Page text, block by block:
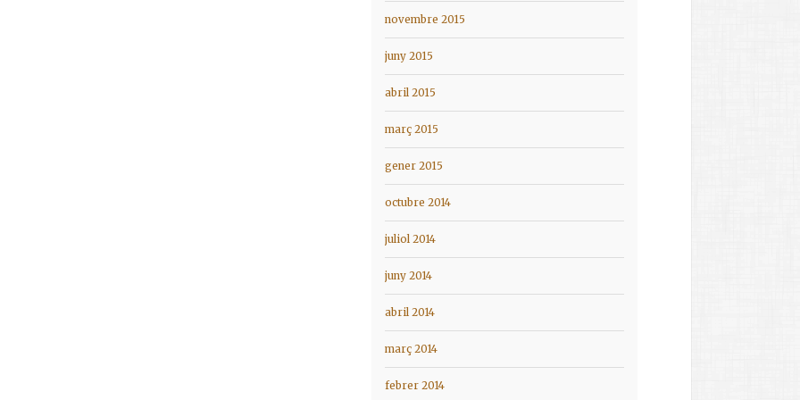
novembre 2015
juny 2015
abril 2015
març 2015
gener 2015
octubre 2014
juliol 2014
juny 2014
abril 2014
març 2014
febrer 2014